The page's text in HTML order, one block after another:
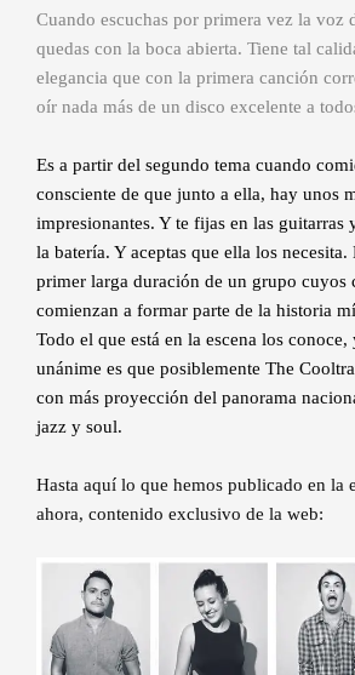
Cuando escuchas por primera vez la voz
quedas con la boca abierta. Tiene tal
elegancia que con la primera canción
oír nada más de un disco excelente a
Es a partir del segundo tema cuando
consciente de que junto a ella, hay unos
impresionantes. Y te fijas en las guitarras
la batería. Y aceptas que ella los
primer larga duración de un grupo cuyos
comienzan a formar parte de la historia
Todo el que está en la escena los conoce,
unánime es que posiblemente The
con más proyección del panorama
jazz y soul.
Hasta aquí lo que hemos publicado en la
ahora, contenido exclusivo de la web: